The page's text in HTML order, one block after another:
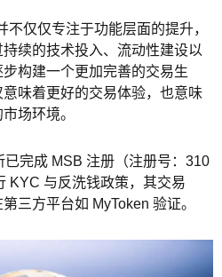
不仅仅专注于功能层面的提升，
续的技术投入、流动性建设以
构建一个更加完善的交易生
味着更好的交易体验，也意味
场环境。
完成 MSB 注册（注册号：310
KYC 与反洗钱政策，其交易
三方平台如 MyToken 验证。